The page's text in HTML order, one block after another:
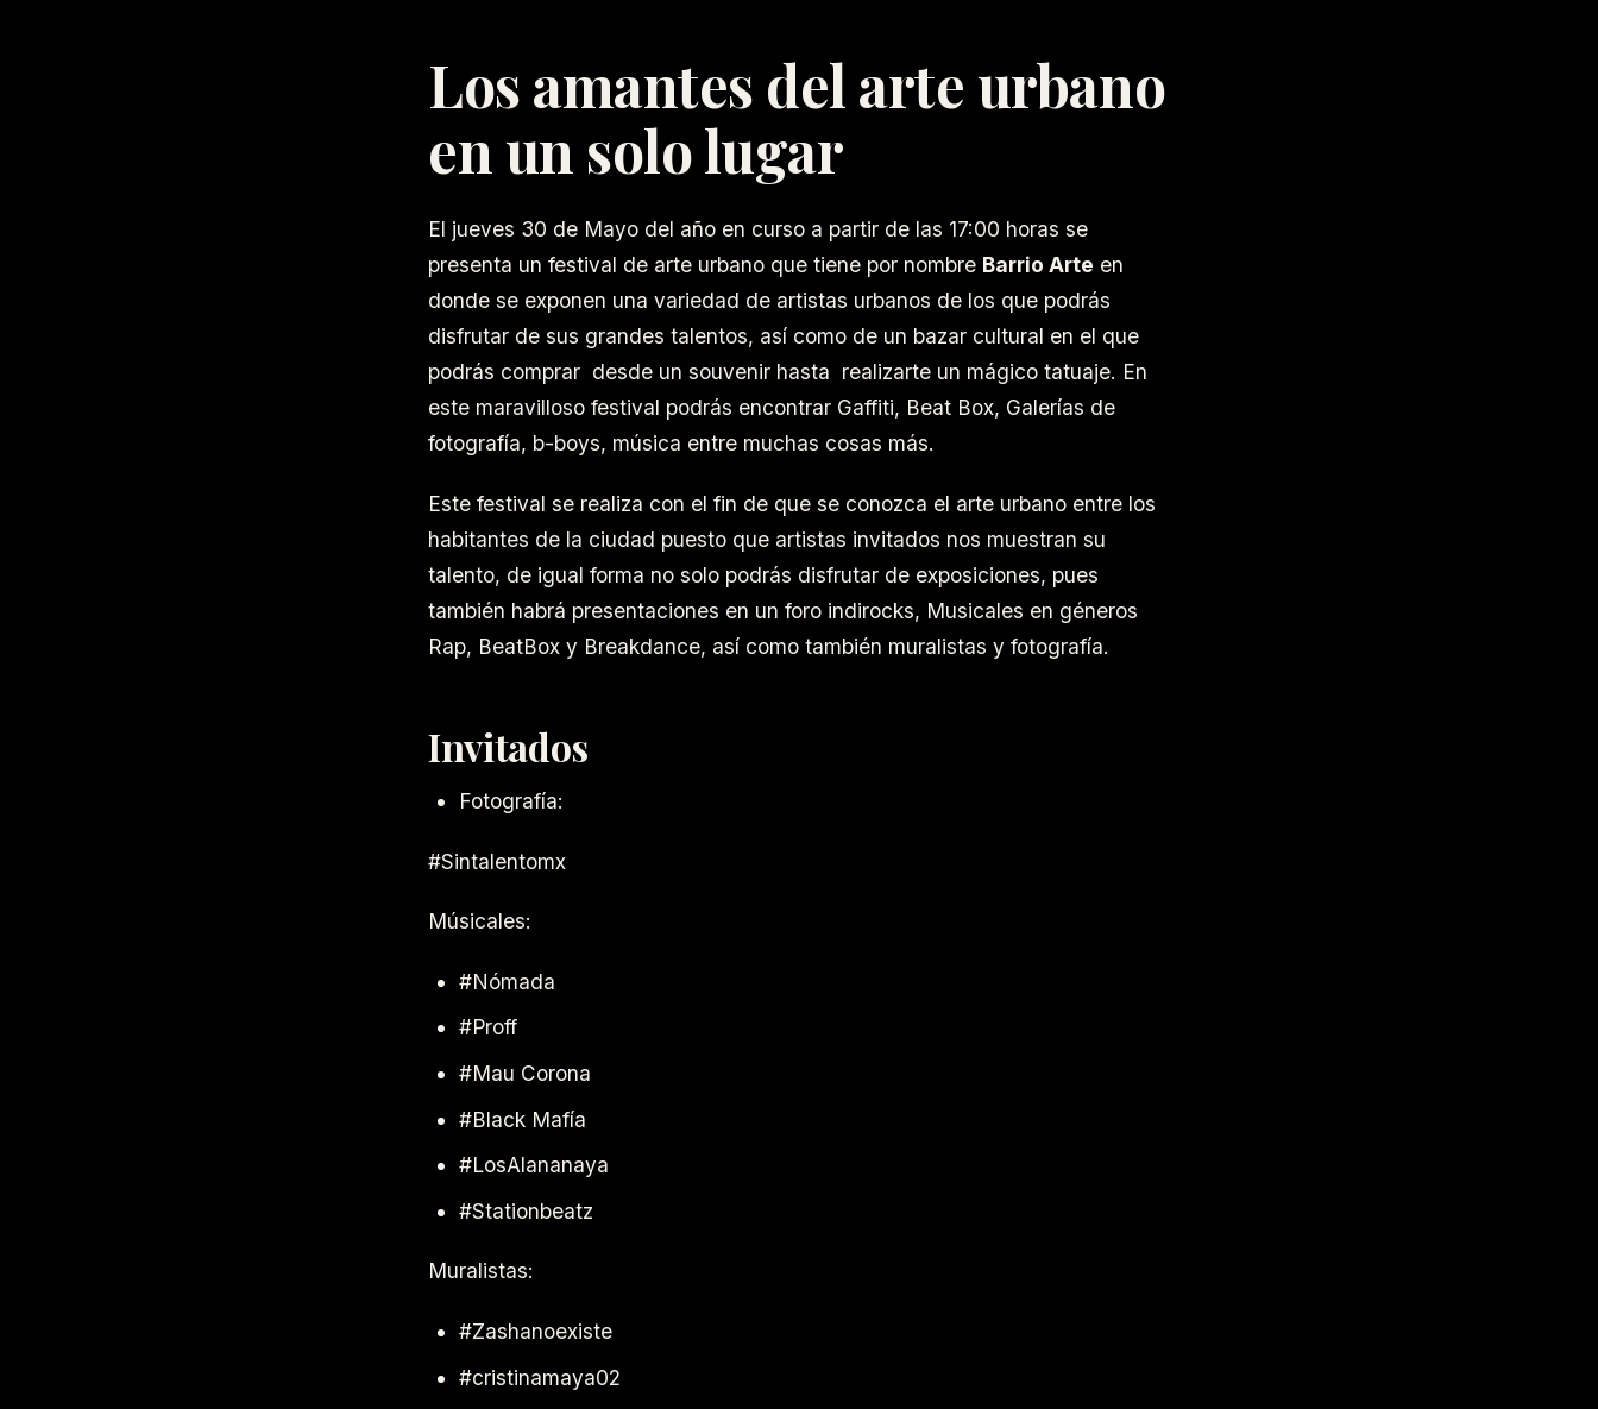
Los amantes del arte urbano
en un solo lugar
El jueves 30 de Mayo del año en curso a partir de las 17:00 horas se
presenta un festival de arte urbano que tiene por nombre Barrio Arte en
donde se exponen una variedad de artistas urbanos de los que podrás
disfrutar de sus grandes talentos, así como de un bazar cultural en el que
podrás comprar desde un souvenir hasta realizarte un mágico tatuaje. En
este maravilloso festival podrás encontrar Gaffiti, Beat Box, Galerías de
fotografía, b-boys, música entre muchas cosas más.
Este festival se realiza con el fin de que se conozca el arte urbano entre los
habitantes de la ciudad puesto que artistas invitados nos muestran su
talento, de igual forma no solo podrás disfrutar de exposiciones, pues
también habrá presentaciones en un foro indirocks, Musicales en géneros
Rap, BeatBox y Breakdance, así como también muralistas y fotografía.
Invitados
Fotografía:
#Sintalentomx
Músicales:
#Nómada
#Proff
#Mau Corona
#Black Mafía
#LosAlananaya
#Stationbeatz
Muralistas:
#Zashanoexiste
#cristinamaya02